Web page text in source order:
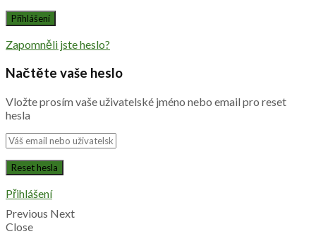
Zapomněli jste heslo?
Načtěte vaše heslo
Vložte prosím vaše uživatelské jméno nebo email pro reset
hesla
Přihlášení
Previous Next
Close